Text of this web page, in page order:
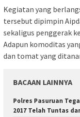
Kegiatan yang
tersebut dipimpin
sekaligus penggerak
Adapun komoditas
dan tomat yang
BACAAN LAINNYA
Polres Pasuruan
2017 Telah Tuntas